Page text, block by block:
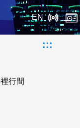
EN
:::
行間